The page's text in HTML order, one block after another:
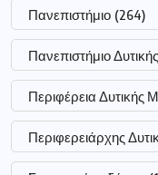
Πανεπιστήμιο (264)
Πανεπιστήμιο
Περιφέρεια Δυτικής
Περιφερειάρχης